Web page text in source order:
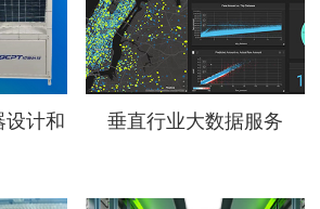
设计和
垂直行业大数据服务